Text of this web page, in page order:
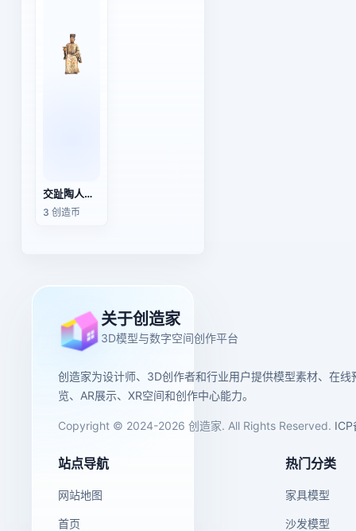
交趾陶人物塑像：“加官晋禄”中的“晋禄”形象
3 创造币
关于创造家
3D模型与数字空间创作平台
创造家为设计师、3D创作者和行业用户提供模型素材、在线
览、AR展示、XR空间和创作中心能力。
Copyright © 2024-2026 创造家. All Rights Reserved. ICP
站点导航
网站地图
首页
热门分类
家具模型
沙发模型